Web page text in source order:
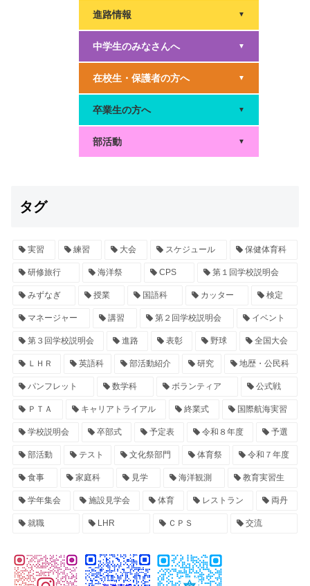
進路情報 ▼
中学生のみなさんへ ▼
在校生・保護者の方へ ▼
卒業生の方へ ▼
部活動 ▼
タグ
実習 練習 大会 スケジュール 保健体育科
研修旅行 海洋祭 CPS 第１回学校説明会
みずなぎ 授業 国語科 カッター 検定
マネージャー 講習 第２回学校説明会 イベント
第３回学校説明会 進路 表彰 野球 全国大会
ＬＨＲ 英語科 部活動紹介 研究 地歴・公民科
パンフレット 数学科 ボランティア 公式戦
ＰＴＡ キャリアトライアル 終業式 国際航海実習
学校説明会 卒部式 予定表 令和８年度 予選
部活動 テスト 文化祭部門 体育祭 令和７年度
食事 家庭科 見学 海洋観測 教育実習生
学年集会 施設見学会 体育 レストラン 両丹
就職 LHR ＣＰＳ 交流